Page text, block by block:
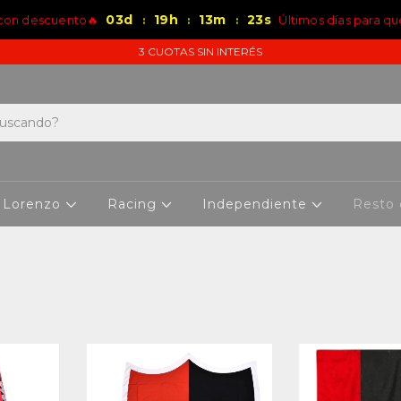
descuento🔥 03d : 19h : 13m : 23s Últimos días para
3 CUOTAS SIN INTERÉS
Lorenzo Racing Independiente Resto